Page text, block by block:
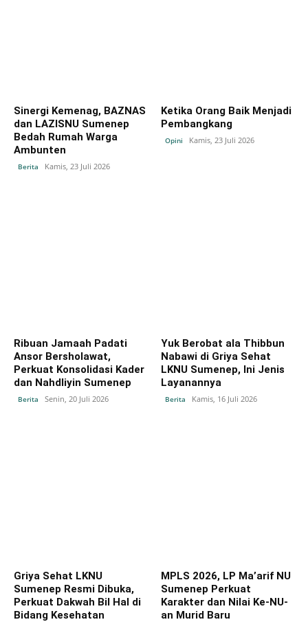
‎Sinergi Kemenag, BAZNAS
dan LAZISNU Sumenep
Bedah Rumah Warga
Ambunten
Berita Kamis, 23 Juli 2026
Ketika Orang Baik Menjadi
Pembangkang
Opini Kamis, 23 Juli 2026
Ribuan Jamaah Padati
Ansor Bersholawat,
Perkuat Konsolidasi Kader
dan Nahdliyin Sumenep
Berita Senin, 20 Juli 2026
Yuk Berobat ala Thibbun
Nabawi di Griya Sehat
LKNU Sumenep, Ini Jenis
Layanannya
Berita Kamis, 16 Juli 2026
Griya Sehat LKNU
Sumenep Resmi Dibuka,
Perkuat Dakwah Bil Hal di
Bidang Kesehatan
‎MPLS 2026, LP Ma’arif NU
Sumenep Perkuat
Karakter dan Nilai Ke-NU-
an Murid Baru